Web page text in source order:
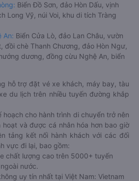
Biển Đồ Sơn, đảo Hòn Dấu, vịnh
Long Vỹ, núi Voi, khu di tích Tràng
An: Biển Cửa Lò, đảo Lan Châu, vườn
đồi chè Thanh Chương, đảo Hòn Ngư,
dương, đồng cừu Nghệ An, biển
hỗ trợ đặt vé xe khách, máy bay, tàu
du lịch trên nhiều tuyến đường khắp
hoạch cho hành trình di chuyển trở nên
hoạt và được cá nhân hóa hơn bao giờ
tảng kết nối hành khách với các đối
vực đi lại, bao gồm:
chất lượng cao trên 5000+ tuyến
nước.
uy tín nhất tại Việt Nam: Vietnam